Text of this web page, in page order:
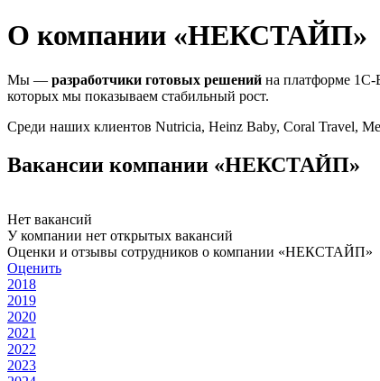
О компании «НЕКСТАЙП»
Мы — разработчики готовых решений на платформе 1С-
которых мы показываем стабильный рост.
Среди наших клиентов Nutricia, Heinz Baby, Coral Travel,
Вакансии компании «НЕКСТАЙП»
Нет вакансий
У компании нет открытых вакансий
Оценки и отзывы сотрудников о компании «НЕКСТАЙП»
Оценить
2018
2019
2020
2021
2022
2023